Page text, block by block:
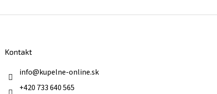
Kontakt
info@kupelne-online.sk
+420 733 640 565